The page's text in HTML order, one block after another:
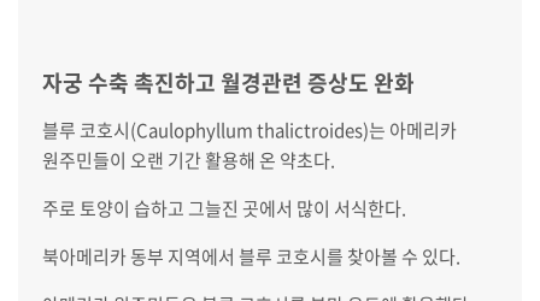
자궁 수축 촉진하고 월경관련 증상도 완화
블루 코호시(Caulophyllum thalictroides)는 아메리카
원주민들이 오랜 기간 활용해 온 약초다.
주로 토양이 습하고 그늘진 곳에서 많이 서식한다.
북아메리카 동부 지역에서 블루 코호시를 찾아볼 수 있다.